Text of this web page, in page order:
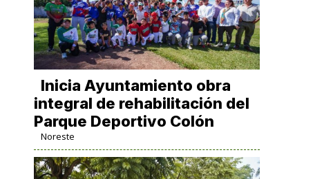
Inicia Ayuntamiento obra
integral de rehabilitación del
Parque Deportivo Colón
Noreste